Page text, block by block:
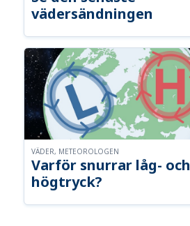
vädersändningen
Varför snurrar låg- och
högtryck?
VÄDER, METEOROLOGEN